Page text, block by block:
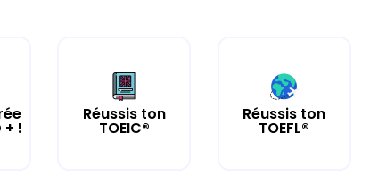
+ !
Réussis ton
TOEIC®
Réussis ton
TOEFL®